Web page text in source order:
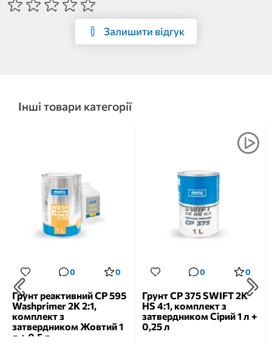
Залишити відгук
Інші товари категорії
0 0
Грунт реактивний CP 595
Washprimer 2K 2:1,
комплект з
затвердником Жовтий 1
л + 0,5 л
0 0
Грунт CP 375 SWIFT 2K
HS 4:1, комплект з
затвердником Сірий 1 л +
0,25 л